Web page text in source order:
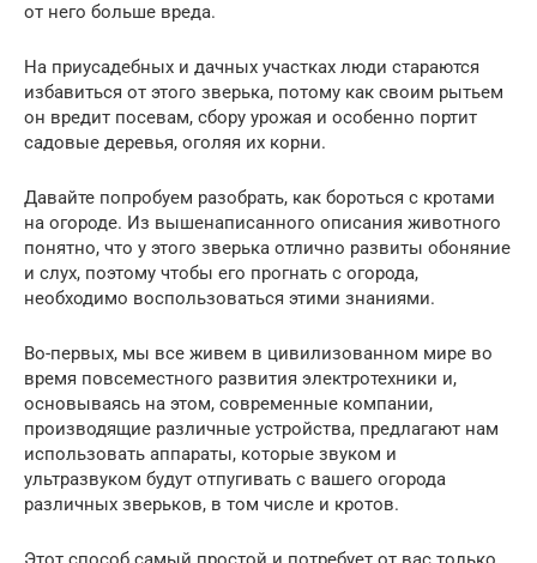
от него больше вреда.
На приусадебных и дачных участках люди стараются
избавиться от этого зверька, потому как своим рытьем
он вредит посевам, сбору урожая и особенно портит
садовые деревья, оголяя их корни.
Давайте попробуем разобрать, как бороться с кротами
на огороде. Из вышенаписанного описания животного
понятно, что у этого зверька отлично развиты обоняние
и слух, поэтому чтобы его прогнать с огорода,
необходимо воспользоваться этими знаниями.
Во-первых, мы все живем в цивилизованном мире во
время повсеместного развития электротехники и,
основываясь на этом, современные компании,
производящие различные устройства, предлагают нам
использовать аппараты, которые звуком и
ультразвуком будут отпугивать с вашего огорода
различных зверьков, в том числе и кротов.